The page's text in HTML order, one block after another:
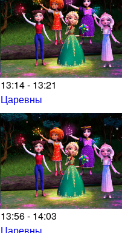
13:14 - 13:21
Царевны
13:56 - 14:03
Царевны